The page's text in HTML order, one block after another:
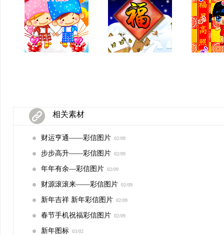
相关素材
财运亨通——彩信图片 02/09
步步高升——彩信图片 02/09
年年有余—彩信图片 02/09
财源滚滚来——彩信图片 02/09
新年吉祥 新年彩信图片 02/09
春节手机祝福彩信图片 02/09
新年图标 03/02